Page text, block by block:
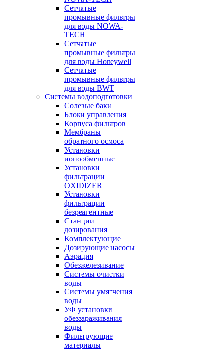
Сетчатые
промывные фильтры
для воды NOWA-
TECH
Сетчатые
промывные фильтры
для воды Honeywell
Сетчатые
промывные фильтры
для воды BWT
Системы водоподготовки
Солевые баки
Блоки управления
Корпуса фильтров
Мембраны
обратного осмоса
Установки
ионообменные
Установки
фильтрации
OXIDIZER
Установки
фильтрации
безреагентные
Станции
дозирования
Комплектующие
Дозирующие насосы
Аэрация
Обезжелезивание
Системы очистки
воды
Системы умягчения
воды
УФ установки
обеззараживания
воды
Фильтрующие
материалы